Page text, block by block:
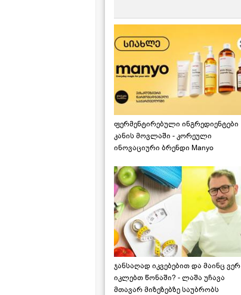
ფერმენტირებული ინგრედიენტები
კანის მოვლაში - კორეული
ინოვაციური ბრენდი Manyo
ჯანსაღად იკვებებით და მაინც ვერ
იკლებთ წონაში? - ლაშა უჩავა
მთავარ მიზეზებზე საუბრობს